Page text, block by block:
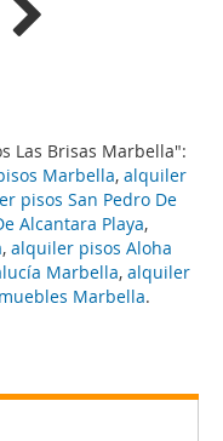
Las Brisas Marbella":
Marbella, alquiler
pisos San Pedro De
Alcantara Playa,
, alquiler pisos Aloha
Marbella, alquiler
Marbella.